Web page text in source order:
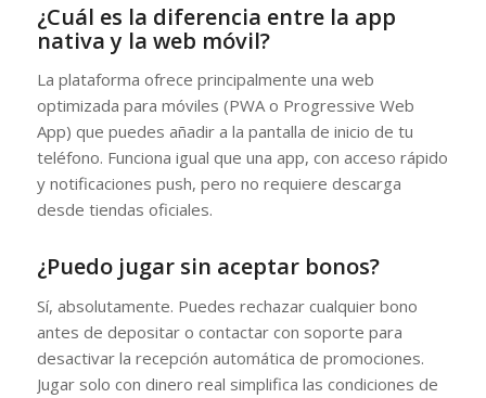
¿Cuál es la diferencia entre la app
nativa y la web móvil?
La plataforma ofrece principalmente una web
optimizada para móviles (PWA o Progressive Web
App) que puedes añadir a la pantalla de inicio de tu
teléfono. Funciona igual que una app, con acceso rápido
y notificaciones push, pero no requiere descarga
desde tiendas oficiales.
¿Puedo jugar sin aceptar bonos?
Sí, absolutamente. Puedes rechazar cualquier bono
antes de depositar o contactar con soporte para
desactivar la recepción automática de promociones.
Jugar solo con dinero real simplifica las condiciones de